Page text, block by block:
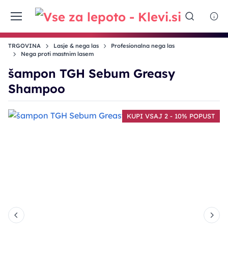
TRGOVINA Lasje & nega las
Profesionalna nega las
Nega proti mastnim lasem
šampon TGH Sebum Greasy
Shampoo
KUPI VSAJ 2 - 10% POPUST